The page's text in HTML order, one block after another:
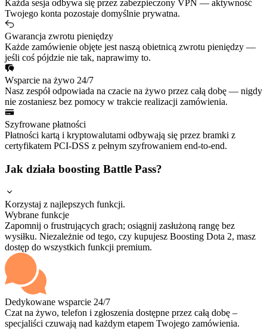
Każda sesja odbywa się przez zabezpieczony VPN — aktywność
Twojego konta pozostaje domyślnie prywatna.
Gwarancja zwrotu pieniędzy
Każde zamówienie objęte jest naszą obietnicą zwrotu pieniędzy —
jeśli coś pójdzie nie tak, naprawimy to.
Wsparcie na żywo 24/7
Nasz zespół odpowiada na czacie na żywo przez całą dobę — nigdy
nie zostaniesz bez pomocy w trakcie realizacji zamówienia.
Szyfrowane płatności
Płatności kartą i kryptowalutami odbywają się przez bramki z
certyfikatem PCI-DSS z pełnym szyfrowaniem end-to-end.
Jak działa boosting Battle Pass?
Korzystaj z najlepszych funkcji.
Wybrane funkcje
Zapomnij o frustrujących grach; osiągnij zasłużoną rangę bez
wysiłku. Niezależnie od tego, czy kupujesz Boosting Dota 2, masz
dostęp do wszystkich funkcji premium.
Dedykowane wsparcie 24/7
Czat na żywo, telefon i zgłoszenia dostępne przez całą dobę –
specjaliści czuwają nad każdym etapem Twojego zamówienia.